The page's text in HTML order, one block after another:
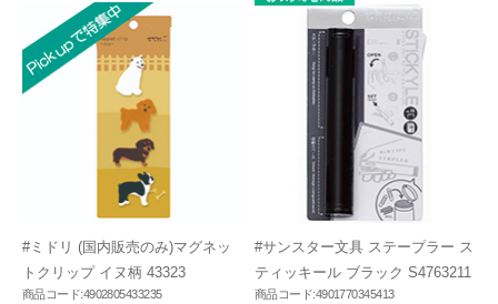
#ミドリ (国内販売のみ)マグネッ
トクリップ イヌ柄 43323
商品コード:4902805433235
#サンスター文具 ステープラー ス
ティッキール ブラック S4763211
商品コード:4901770345413